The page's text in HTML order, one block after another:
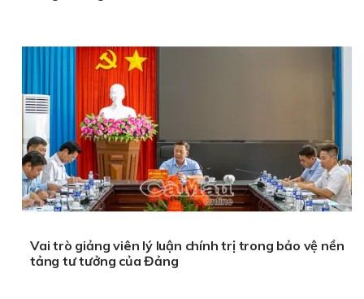
Vai trò giảng viên lý luận chính trị trong bảo vệ nền
tảng tư tưởng của Đảng